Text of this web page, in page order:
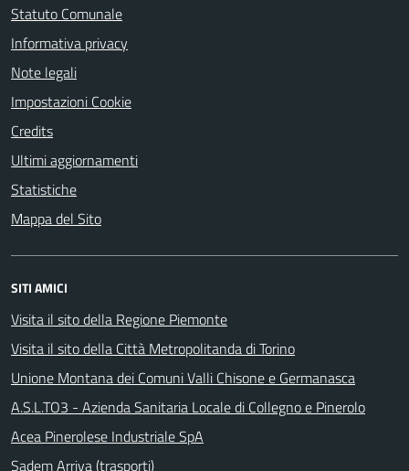
Statuto Comunale
Informativa privacy
Note legali
Impostazioni Cookie
Credits
Ultimi aggiornamenti
Statistiche
Mappa del Sito
SITI AMICI
Visita il sito della Regione Piemonte
Visita il sito della Città Metropolitanda di Torino
Unione Montana dei Comuni Valli Chisone e Germanasca
A.S.L.TO3 - Azienda Sanitaria Locale di Collegno e Pinerolo
Acea Pinerolese Industriale SpA
Sadem Arriva (trasporti)